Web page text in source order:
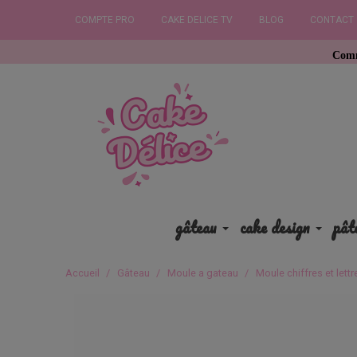
COMPTE PRO CAKE DELICE TV BLOG CONTACT
Commandez
gâteau cake design
Accueil Gâteau Moule a gateau Moule chiffres et